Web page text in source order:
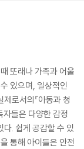
또래나 가족과 어울
있으며, 일상적인
로서의『아동과 청
들은 다양한 감정
. 쉽게 공감할 수 있
통해 아이들은 안전